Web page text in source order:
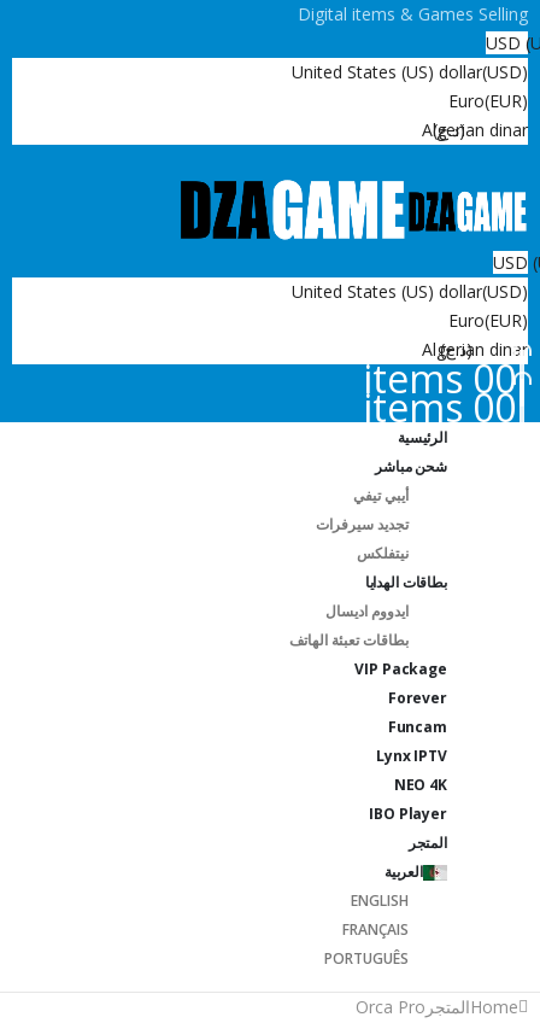
Digital items & Games Selling
USD
United States (US) dollar(USD)
Euro(EUR)
Algerian dinar
(د.ج)
USD
United States (US) dollar(USD)
Euro(EUR)
Algerian dinar
(د.ج)
00 items
00 items
الرئيسية
شحن مباشر
أيبي تيفي
تجديد سيرفرات
نيتفلكس
بطاقات الهدايا
ايدووم اديسال
بطاقات تعبئة الهاتف
VIP Package
Forever
Funcam
Lynx IPTV
NEO 4K
IBO Player
المتجر
العربية
ENGLISH
FRANÇAIS
PORTUGUÊS
Homeالمتجر Orca Pro